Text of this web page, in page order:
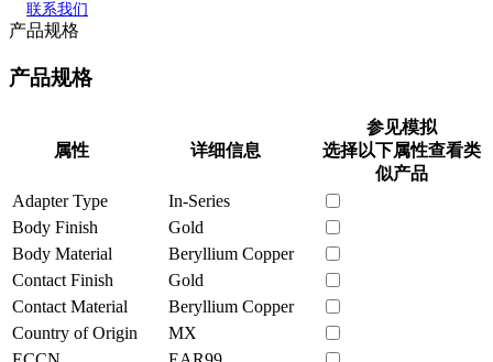
联系我们
产品规格
产品规格
属性 详细信息
参见模拟
选择以下属性查看类
似产品
Adapter Type
In-Series
Body Finish
Gold
Body Material
Beryllium Copper
Contact Finish
Gold
Contact Material
Beryllium Copper
Country of Origin
MX